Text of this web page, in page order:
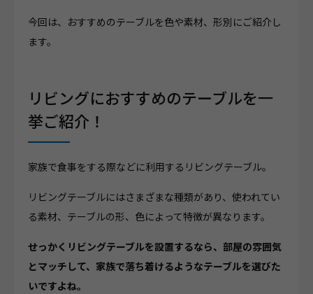
今回は、おすすめのテーブルを色や素材、形別にご紹介し
ます。
リビングにおすすめのテーブルを一
挙ご紹介！
家族で食事をする際などに利用するリビングテーブル。
リビングテーブルにはさまざまな種類があり、使われてい
る素材、テーブルの形、色によって特徴が異なります。
せっかくリビングテーブルを設置するなら、部屋の雰囲気
とマッチして、家族で落ち着けるようなテーブルを選びた
いですよね。